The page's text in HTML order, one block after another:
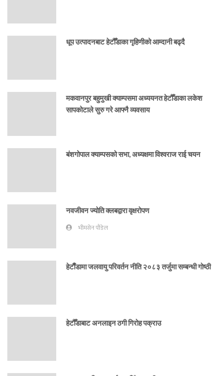
धूप उत्पादनबाट हेटौँडाका गृहिणीको आम्दानी बढ्दै
मकवानपुर बहुमुखी क्याम्पसमा अध्ययनत हेटौँडाका लकेश
सापकोटाले सुरु गरे आफ्नै व्यवसाय
बंशगोपाल क्याम्पसको सभा, अध्यक्षमा विश्वराज राई चयन
नवजीवन ज्योति क्लबद्वारा वृक्षरोपण
भीमसेन पौडेल
हेटाैँडामा जलवायु परिवर्तन नीति २०८३ तर्जुमा सम्बन्धी गोष्ठी
हेटौँडाबाट अनलाइन ठगी गिरोह पक्राउ